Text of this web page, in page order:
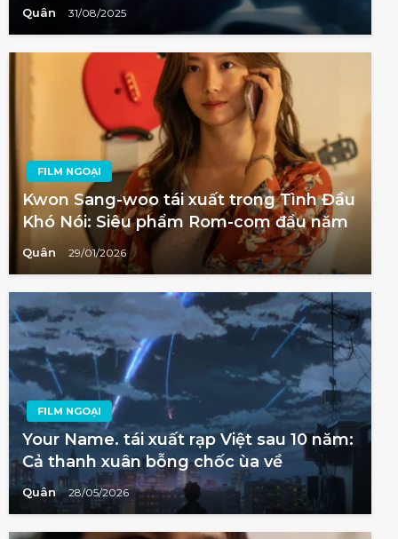
Quân 31/08/2025
FILM NGOẠI
Kwon Sang-woo tái xuất trong Tình Đầu
Khó Nói: Siêu phẩm Rom-com đầu năm
Quân 29/01/2026
FILM NGOẠI
Your Name. tái xuất rạp Việt sau 10 năm:
Cả thanh xuân bỗng chốc ùa về
Quân 28/05/2026